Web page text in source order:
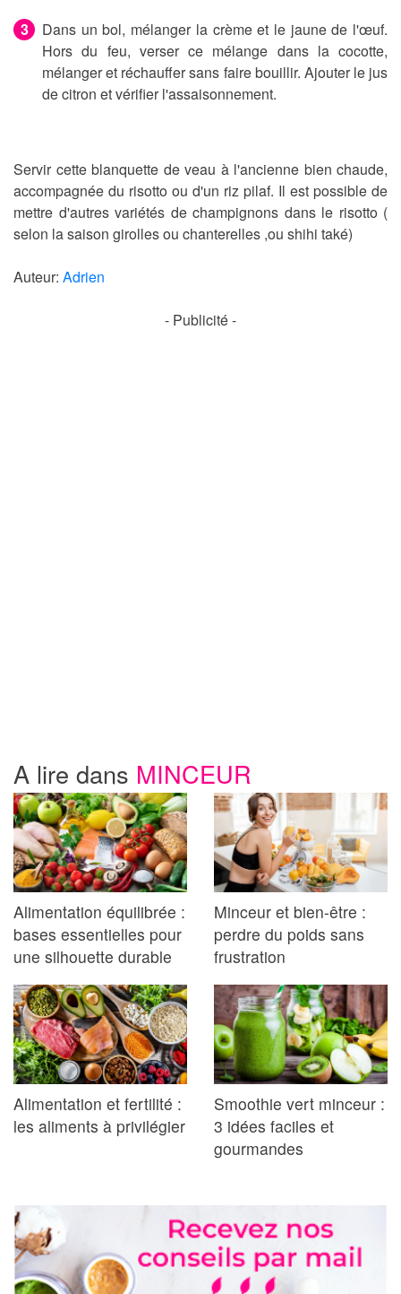
Dans un bol, mélanger la crème et le jaune de l'œuf.
Hors du feu, verser ce mélange dans la cocotte,
mélanger et réchauffer sans faire bouillir. Ajouter le jus
de citron et vérifier l'assaisonnement.
Servir cette blanquette de veau à l'ancienne bien chaude,
accompagnée du risotto ou d'un riz pilaf. Il est possible de
mettre d'autres variétés de champignons dans le risotto (
selon la saison girolles ou chanterelles ,ou shihi také)
Auteur: Adrien
- Publicité -
A lire dans MINCEUR
Alimentation équilibrée :
bases essentielles pour
une silhouette durable
Minceur et bien-être :
perdre du poids sans
frustration
Alimentation et fertilité :
les aliments à privilégier
Smoothie vert minceur :
3 idées faciles et
gourmandes